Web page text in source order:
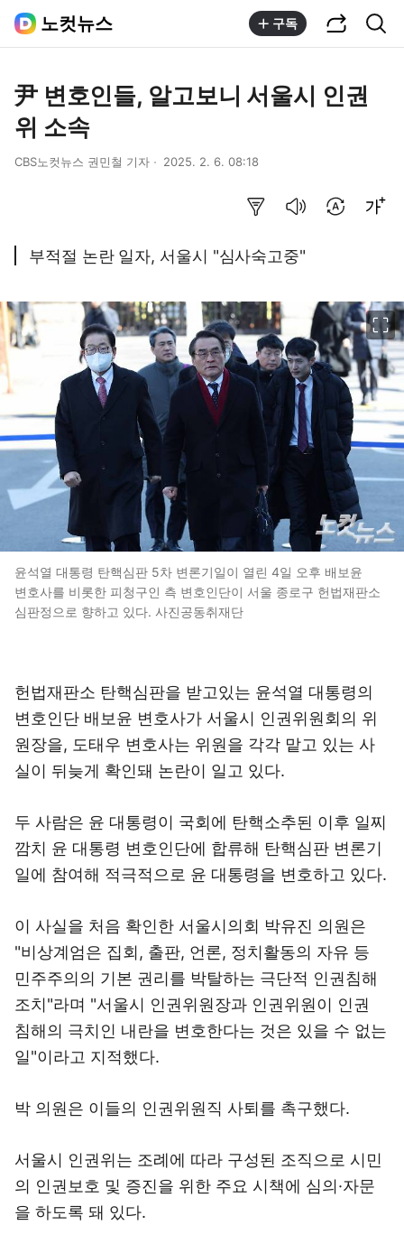
노컷뉴스 구독
尹 변호인들, 알고보니 서울시 인권
위 소속
CBS노컷뉴스 권민철 기자 2025. 2. 6. 08:18
부적절 논란 일자, 서울시 "심사숙고중"
윤석열 대통령 탄핵심판 5차 변론기일이 열린 4일 오후 배보윤
변호사를 비롯한 피청구인 측 변호인단이 서울 종로구 헌법재판소
심판정으로 향하고 있다. 사진공동취재단
헌법재판소 탄핵심판을 받고있는 윤석열 대통령의
변호인단 배보윤 변호사가 서울시 인권위원회의 위
원장을, 도태우 변호사는 위원을 각각 맡고 있는 사
실이 뒤늦게 확인돼 논란이 일고 있다.
두 사람은 윤 대통령이 국회에 탄핵소추된 이후 일찌
깜치 윤 대통령 변호인단에 합류해 탄핵심판 변론기
일에 참여해 적극적으로 윤 대통령을 변호하고 있다.
이 사실을 처음 확인한 서울시의회 박유진 의원은
"비상계엄은 집회, 출판, 언론, 정치활동의 자유 등
민주주의의 기본 권리를 박탈하는 극단적 인권침해
조치"라며 "서울시 인권위원장과 인권위원이 인권
침해의 극치인 내란을 변호한다는 것은 있을 수 없는
일"이라고 지적했다.
박 의원은 이들의 인권위원직 사퇴를 촉구했다.
서울시 인권위는 조례에 따라 구성된 조직으로 시민
의 인권보호 및 증진을 위한 주요 시책에 심의·자문
을 하도록 돼 있다.